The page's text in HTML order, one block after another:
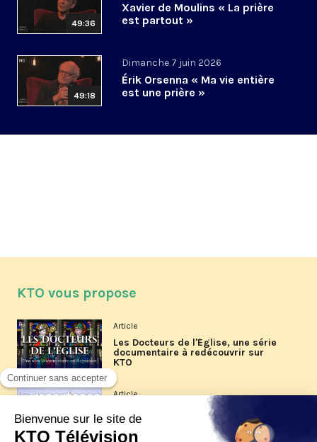
49:36
Xavier de Moulins « La prière
est partout »
49:18
Dimanche 7 juin 2026
Érik Orsenna « Ma vie entière
est une prière »
KTO vous propose
Article
Les Docteurs de l'Église, une série
documentaire à redécouvrir sur
KTO
Article
Les reportages d'été 2026 de KTO